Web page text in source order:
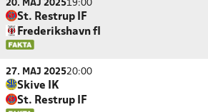
20. MAJ 202519:00
St. Restrup IF
Frederikshavn fI
27. MAJ 202520:00
Skive IK
St. Restrup IF